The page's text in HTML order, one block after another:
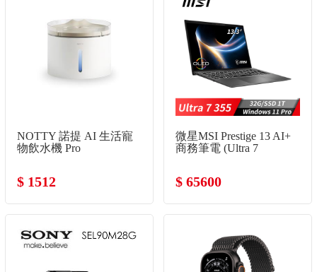
NOTTY 諾提 AI 生活寵
物飲水機 Pro
$ 1512
微星MSI Prestige 13 AI+
商務筆電 (Ultra 7
$ 65600